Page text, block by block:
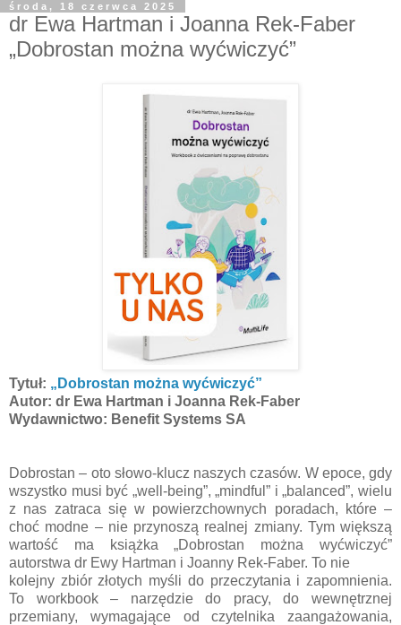
środa, 18 czerwca 2025
dr Ewa Hartman i Joanna Rek-Faber
„Dobrostan można wyćwiczyć”
Tytuł: „Dobrostan można wyćwiczyć”
Autor: dr Ewa Hartman i Joanna Rek-Faber
Wydawnictwo: Benefit Systems SA
Dobrostan – oto słowo-klucz naszych czasów. W epoce, gdy
wszystko musi być „well-being”, „mindful” i „balanced”, wielu
z nas zatraca się w powierzchownych poradach, które –
choć modne – nie przynoszą realnej zmiany. Tym większą
wartość ma książka „Dobrostan można wyćwiczyć”
autorstwa dr Ewy Hartman i Joanny Rek-Faber. To nie
kolejny zbiór złotych myśli do przeczytania i zapomnienia.
To workbook – narzędzie do pracy, do wewnętrznej
przemiany, wymagające od czytelnika zaangażowania,